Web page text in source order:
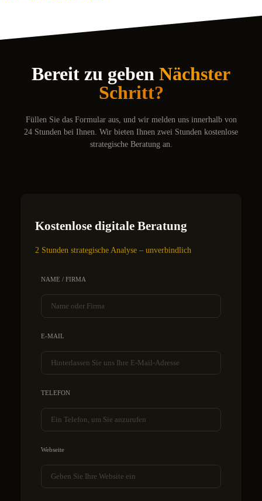
Bereit zu geben Nächster
Schritt?
Füllen Sie das Formular aus, und wir melden uns innerhalb von
24 Stunden bei Ihnen. Wir bieten Ihnen zwei Stunden kostenlose
strategische Beratung an.
Kostenlose digitale Beratung
2 Stunden strategische Analyse – unverbindlich
NAME / FIRMA
E-MAIL
TELEFON
Webseite